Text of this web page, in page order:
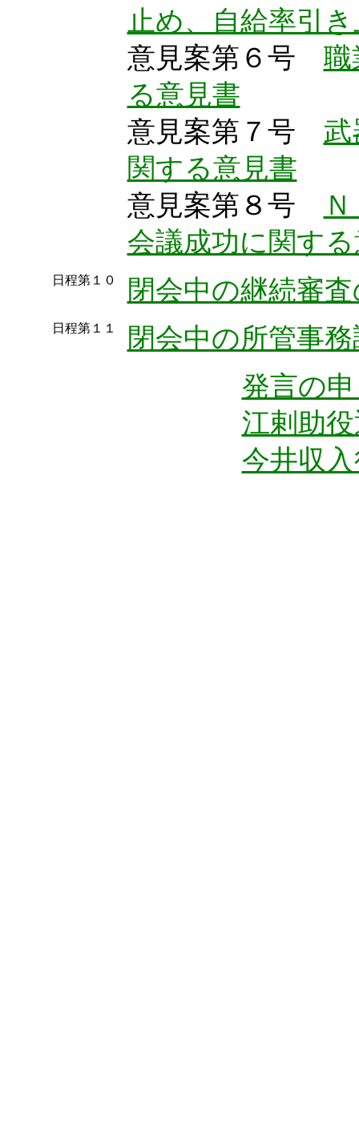
止め、自給率引
意見案第６号 職
る意見書
意見案第７号 武
関する意見書
意見案第８号
会議成功に関す
日程第１０ 閉会中の継続審
日程第１１
閉会中の所管事
発言の
江剌助
今井収